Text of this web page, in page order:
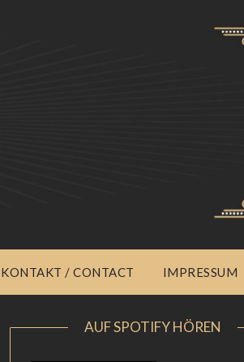
KONTAKT / CONTACT IMPRESSUM
AUF SPOTIFY HÖREN